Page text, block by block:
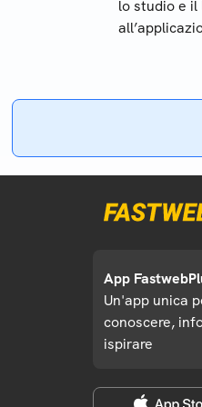
lo studio e
App
Un'app unica
conoscere,
ispirare